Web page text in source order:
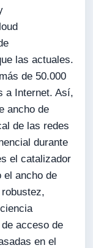
las actuales.
de 50.000
a Internet. Así,
ancho de
de las redes
durante
el catalizador
el ancho de
acceso de
en el